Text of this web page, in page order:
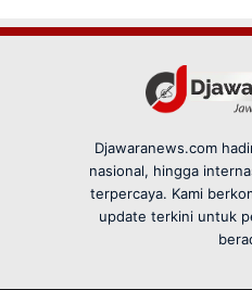
Djawaranews.com
nasional, hingga
terpercaya. Kami
update terkini untuk